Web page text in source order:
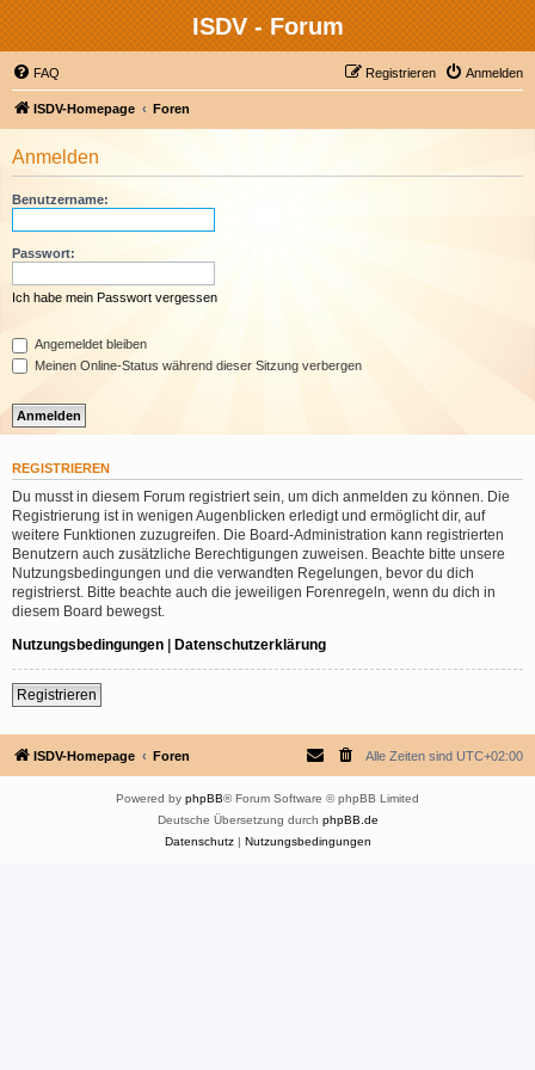
ISDV - Forum
FAQ Anmelden
Registrieren
ISDV-Homepage Foren
Anmelden
Benutzername:
Passwort:
Ich habe mein Passwort vergessen
Angemeldet bleiben
Meinen Online-Status während dieser Sitzung verbergen
REGISTRIEREN
Du musst in diesem Forum registriert sein, um dich anmelden zu können. Die
Registrierung ist in wenigen Augenblicken erledigt und ermöglicht dir, auf
weitere Funktionen zuzugreifen. Die Board-Administration kann registrierten
Benutzern auch zusätzliche Berechtigungen zuweisen. Beachte bitte unsere
Nutzungsbedingungen und die verwandten Regelungen, bevor du dich
registrierst. Bitte beachte auch die jeweiligen Forenregeln, wenn du dich in
diesem Board bewegst.
Nutzungsbedingungen | Datenschutzerklärung
Registrieren
ISDV-Homepage Foren Alle Zeiten sind UTC+02:00
Powered by phpBB® Forum Software © phpBB Limited
Deutsche Übersetzung durch phpBB.de
Datenschutz| Nutzungsbedingungen